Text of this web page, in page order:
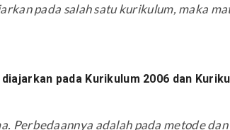
pada salah satu kurikulum, maka
pada Kurikulum 2006 dan
Perbedaannya adalah pada metode